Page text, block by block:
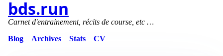
bds.run
Carnet d'entrainement, récits de course, etc …
Blog
Archives Stats CV